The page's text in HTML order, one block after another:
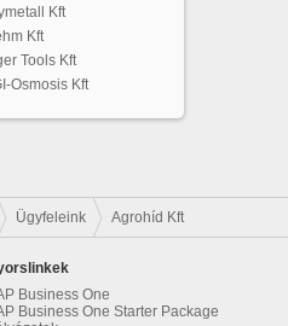
Kft
Kft
Tools Kft
Osmosis Kft
Ügyfeleink Agrohíd Kft
Business One
Business One Starter Package